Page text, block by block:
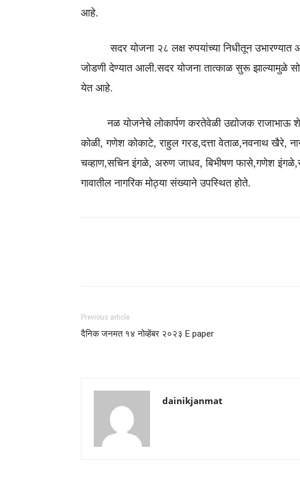
आहे.
सदर योजना २८ लक्ष रुपयांच्या निधीतून उभारण्यात
जोडणी देण्यात आली.सदर योजना तात्काळ सुरू झाल्यामुळे
येत आहे.
नळ योजनेचे लोकार्पण करतेवेळी उद्योजक राजाभाऊ
कोळी, गणेश कोकाटे, राहुल गरड,दत्ता वेताळ,नवनाथ खैरे,
चव्हाण,सचिन इंगळे, अरुण जाधव, बिभीषण फासे,गणेश
गावातील नागरिक मोठ्या संख्याने उपस्थित होते.
Previous article
दैनिक जनमत १४ नोव्हेंबर २०२३ E paper
dainikjanmat